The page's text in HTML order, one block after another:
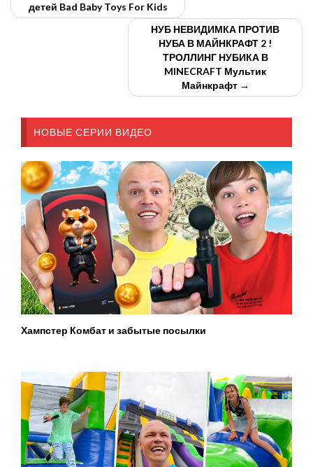
детей Bad Baby Toys For Kids
НУБ НЕВИДИМКА ПРОТИВ
НУБА В МАЙНКРАФТ 2 !
ТРОЛЛИНГ НУБИКА В
MINECRAFT Мультик
Майнкрафт →
НОВЫЕ СЕРИИ ВИДЕО
Хампстер Комбат и забытые посылки